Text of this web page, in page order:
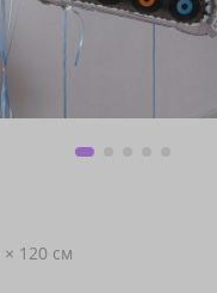
× 120 см